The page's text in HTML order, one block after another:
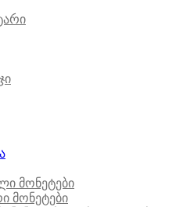
მონეტები
მონეტები